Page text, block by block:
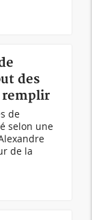
des
remplir
de
selon une
de la